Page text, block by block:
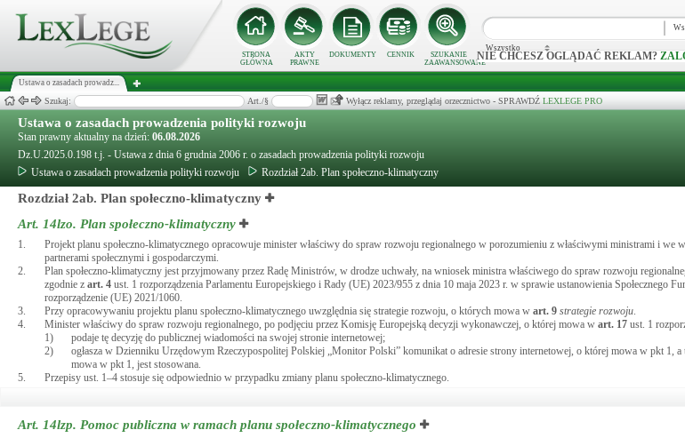
STRONA
GŁÓWNA
AKTY
PRAWNE
DOKUMENTY CENNIK
SZUKANIE
ZAAWANSOWANE
Wszystko
NIE CHCESZ OGLĄDAĆ REKLAM?
Ustawa o zasadach prowadz...
Szukaj: Art./§ Wyłącz reklamy, przeglądaj orzecznictwo - SPRAWDŹ LEXLEGE PRO
Ustawa o zasadach prowadzenia polityki rozwoju
Stan prawny aktualny na dzień: 06.08.2026
Dz.U.2025.0.198 t.j. - Ustawa z dnia 6 grudnia 2006 r. o zasadach prowadzenia polityki rozwoju
Ustawa o zasadach prowadzenia polityki rozwoju
Rozdział 2ab. Plan społeczno-klimatyczny
Rozdział 2ab. Plan społeczno-klimatyczny
Art. 14lzo. Plan społeczno-klimatyczny
1.
Projekt planu społeczno-klimatycznego opracowuje minister właściwy do spraw rozwoju regionalnego w porozumieniu z właściwymi ministrami i we
partnerami społecznymi i gospodarczymi.
2.
Plan społeczno-klimatyczny jest przyjmowany przez Radę Ministrów, w drodze uchwały, na wniosek ministra właściwego do spraw rozwoju
zgodnie z art. 4 ust. 1 rozporządzenia Parlamentu Europejskiego i Rady (UE) 2023/955 z dnia 10 maja 2023 r. w sprawie ustanowienia Społecznego
rozporządzenie (UE) 2021/1060.
3.
Przy opracowywaniu projektu planu społeczno-klimatycznego uwzględnia się strategie rozwoju, o których mowa w art. 9 strategie rozwoju.
4.
Minister właściwy do spraw rozwoju regionalnego, po podjęciu przez Komisję Europejską decyzji wykonawczej, o której mowa w art. 17 ust. 1
1)
podaje tę decyzję do publicznej wiadomości na swojej stronie internetowej;
2)
ogłasza w Dzienniku Urzędowym Rzeczypospolitej Polskiej „Monitor Polski” komunikat o adresie strony internetowej, o której mowa w pkt 1,
mowa w pkt 1, jest stosowana.
5.
Przepisy ust. 1–4 stosuje się odpowiednio w przypadku zmiany planu społeczno-klimatycznego.
Art. 14lzp. Pomoc publiczna w ramach planu społeczno-klimatycznego